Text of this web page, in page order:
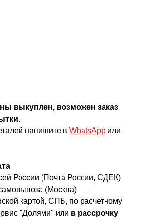
выкуплен, возможен заказ
напишите в WhatsApp или
России (Почта России, СДЕК)
(Москва)
картой, СПБ, по расчетному
"Долями" или в рассрочку